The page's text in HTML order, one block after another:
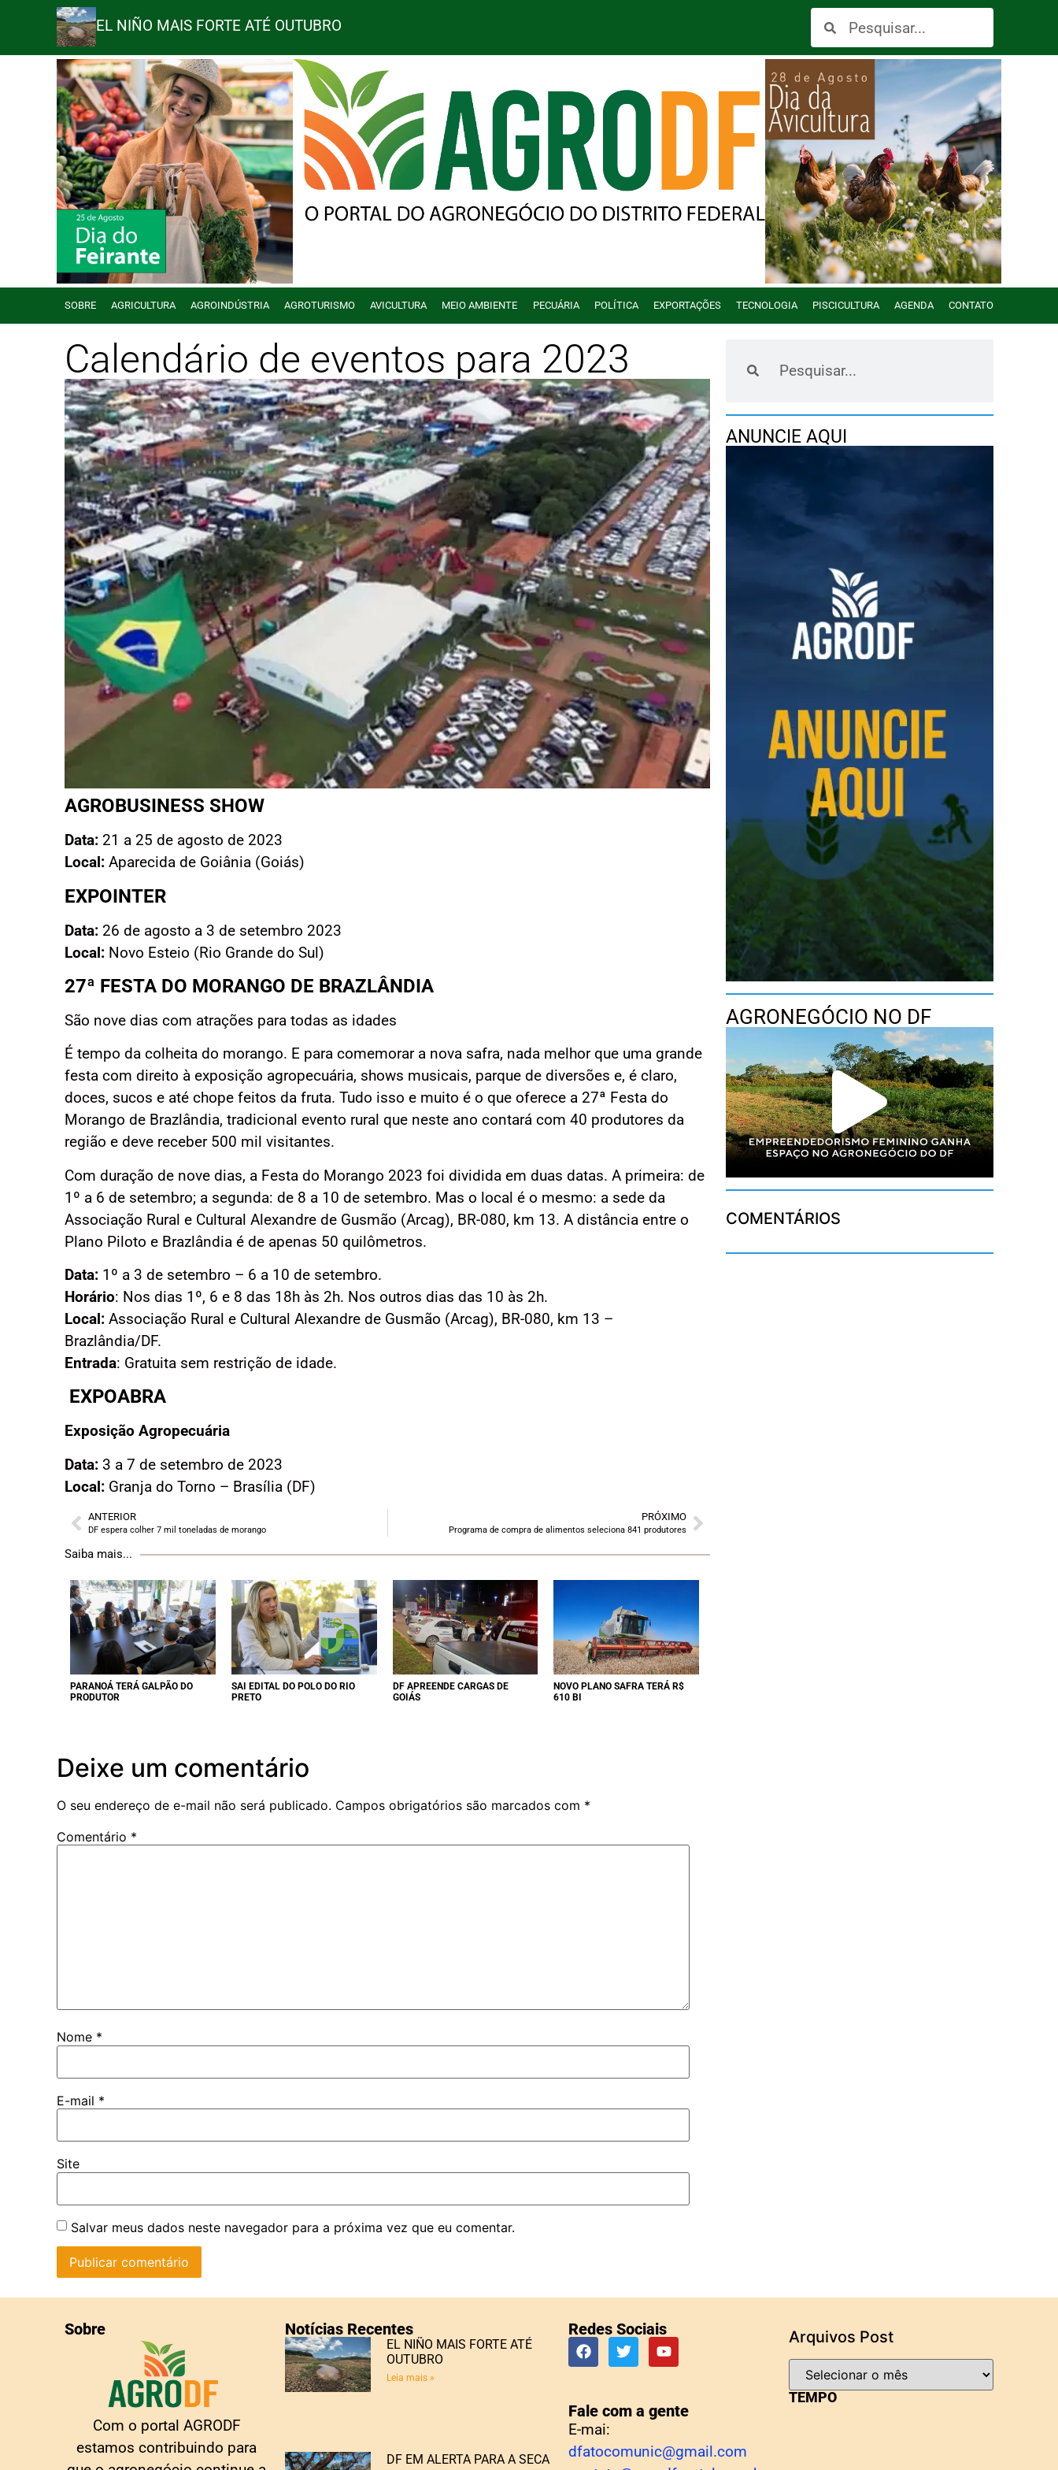
EL NIÑO MAIS FORTE ATÉ OUTUBRO
SOBRE AGRICULTURA AGROINDÚSTRIA AGROTURISMO AVICULTURA MEIO AMBIENTE PECUÁRIA POLÍTICA EXPORTAÇÕES TECNOLOGIA PISCICULTURA AGENDA CONTATO
Calendário de eventos para 2023
AGROBUSINESS SHOW
Data: 21 a 25 de agosto de 2023
Local: Aparecida de Goiânia (Goiás)
EXPOINTER
Data: 26 de agosto a 3 de setembro 2023
Local: Novo Esteio (Rio Grande do Sul)
27ª FESTA DO MORANGO DE BRAZLÂNDIA
São nove dias com atrações para todas as idades
É tempo da colheita do morango. E para comemorar a nova safra, nada melhor que uma grande
festa com direito à exposição agropecuária, shows musicais, parque de diversões e, é claro,
doces, sucos e até chope feitos da fruta. Tudo isso e muito é o que oferece a 27ª Festa do
Morango de Brazlândia, tradicional evento rural que neste ano contará com 40 produtores da
região e deve receber 500 mil visitantes.
Com duração de nove dias, a Festa do Morango 2023 foi dividida em duas datas. A primeira: de
1º a 6 de setembro; a segunda: de 8 a 10 de setembro. Mas o local é o mesmo: a sede da
Associação Rural e Cultural Alexandre de Gusmão (Arcag), BR-080, km 13. A distância entre o
Plano Piloto e Brazlândia é de apenas 50 quilômetros.
Data: 1º a 3 de setembro – 6 a 10 de setembro.
Horário: Nos dias 1º, 6 e 8 das 18h às 2h. Nos outros dias das 10 às 2h.
Local: Associação Rural e Cultural Alexandre de Gusmão (Arcag), BR-080, km 13 –
Brazlândia/DF.
Entrada: Gratuita sem restrição de idade.
EXPOABRA
Exposição Agropecuária
Data: 3 a 7 de setembro de 2023
Local: Granja do Torno – Brasília (DF)
ANTERIOR
DF espera colher 7 mil toneladas de morango
PRÓXIMO
Programa de compra de alimentos seleciona 841 produtores
Saiba mais...
PARANOÁ TERÁ GALPÃO DO
PRODUTOR
SAI EDITAL DO POLO DO RIO
PRETO
DF APREENDE CARGAS DE
GOIÁS
NOVO PLANO SAFRA TERÁ R$
610 BI
ANUNCIE AQUI
AGRONEGÓCIO NO DF
COMENTÁRIOS
Deixe um comentário
O seu endereço de e-mail não será publicado. Campos obrigatórios são marcados com *
Comentário *
Nome *
E-mail *
Site
Salvar meus dados neste navegador para a próxima vez que eu comentar.
Sobre
Com o portal AGRODF
estamos contribuindo para
Notícias Recentes
EL NIÑO MAIS FORTE ATÉ
OUTUBRO
Leia mais »
DF EM ALERTA PARA A SECA
Redes Sociais
Fale com a gente
E-mai:
dfatocomunic@gmail.com
Arquivos Post
TEMPO